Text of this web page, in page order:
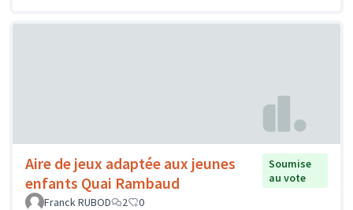
Aire de jeux adaptée aux jeunes
enfants Quai Rambaud
Soumise
au vote
Franck RUBOD
2 0